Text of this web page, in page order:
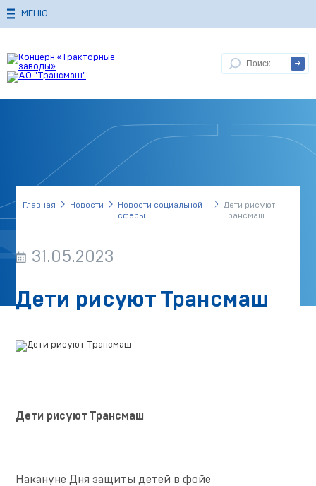
МЕНЮ
Главная Новости
Новости социальной
сферы
Дети рисуют
Трансмаш
31.05.2023
Дети рисуют Трансмаш
Дети рисуют Трансмаш
Накануне Дня защиты детей в фойе